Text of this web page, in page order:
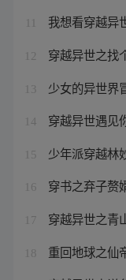
我想看穿越异
12 穿越异世之找
13 少女的异世界
14 穿越异世遇见
15 少年派穿越林
16 穿书之弃子赘
17 穿越异世之青
18 重回地球之仙